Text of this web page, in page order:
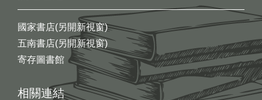
國家書店(另開新視窗)
五南書店(另開新視窗)
寄存圖書館
相關連結